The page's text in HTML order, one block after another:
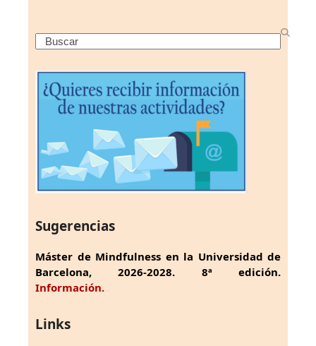
Search
Sugerencias
Máster de Mindfulness en la Universidad de
Barcelona, 2026-2028. 8ª edición.
Información.
Links